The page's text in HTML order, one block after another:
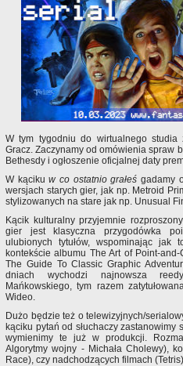
W tym tygodniu do wirtualnego studia
Gracz. Zaczynamy od omówienia spraw
Bethesdy i ogłoszenie oficjalnej daty
W kącikuw co ostatnio grałeś gadamy
wersjach starych gier, jak np. Metroid
stylizowanych na stare jak np. Unusual
Kącik kulturalny przyjemnie
gier jest klasyczna przygodówka
ulubionych tytułów, wspominając jak
kontekście albumu The Art of Point-
The Guide To Classic Graphic
dniach wychodzi najnowsza
Mańkowskiego, tym razem
Wideo.
Dużo będzie też o telewizyjnych/
kąciku pytań od słuchaczy
wymienimy te już w produkcji.
Algorytmy wojny - Michała Cholewy),
Race), czy nadchodzących filmach